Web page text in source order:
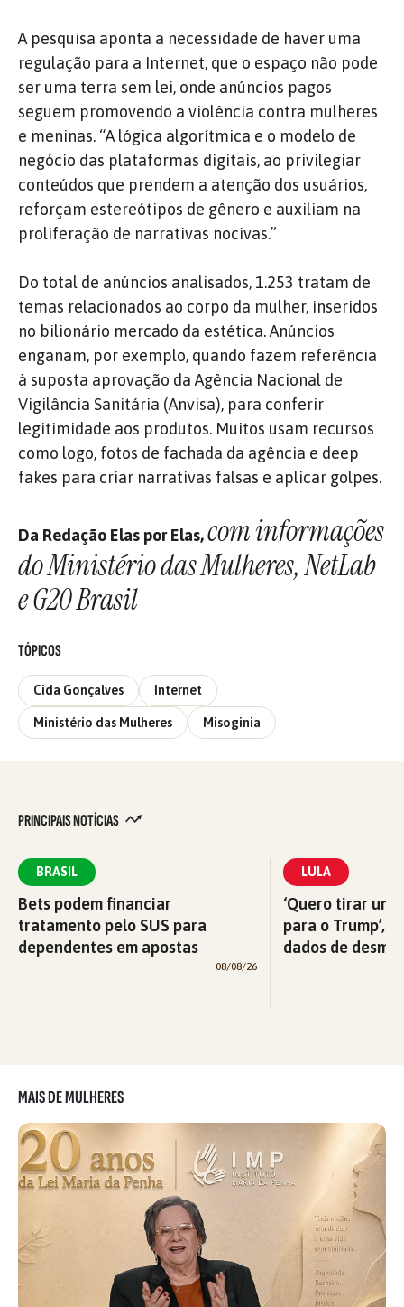
A pesquisa aponta a necessidade de haver uma
regulação para a Internet, que o espaço não pode
ser uma terra sem lei, onde anúncios pagos
seguem promovendo a violência contra mulheres
e meninas. “A lógica algorítmica e o modelo de
negócio das plataformas digitais, ao privilegiar
conteúdos que prendem a atenção dos usuários,
reforçam estereótipos de gênero e auxiliam na
proliferação de narrativas nocivas.”
Do total de anúncios analisados, 1.253 tratam de
temas relacionados ao corpo da mulher, inseridos
no bilionário mercado da estética. Anúncios
enganam, por exemplo, quando fazem referência
à suposta aprovação da Agência Nacional de
Vigilância Sanitária (Anvisa), para conferir
legitimidade aos produtos. Muitos usam recursos
como logo, fotos de fachada da agência e deep
fakes para criar narrativas falsas e aplicar golpes.
Da Redação Elas por Elas,com informações
do Ministério das Mulheres, NetLab
e G20 Brasil
TÓPICOS
Cida Gonçalves Internet
Ministério das Mulheres Misoginia
PRINCIPAIS NOTÍCIAS
BRASIL
Bets podem financiar
tratamento pelo SUS para
dependentes em apostas
08/08/26
LULA
‘Quero tirar
para o Trump’,
dados de
MAIS DE MULHERES